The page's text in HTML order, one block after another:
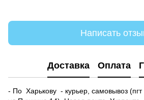
Написать
Доставка Оплата
- По Харькову - курьер, самовывоз (пгт